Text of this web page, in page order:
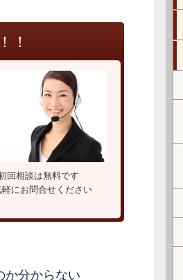
！
回相談は無料です
軽にお問合せください
か分からない